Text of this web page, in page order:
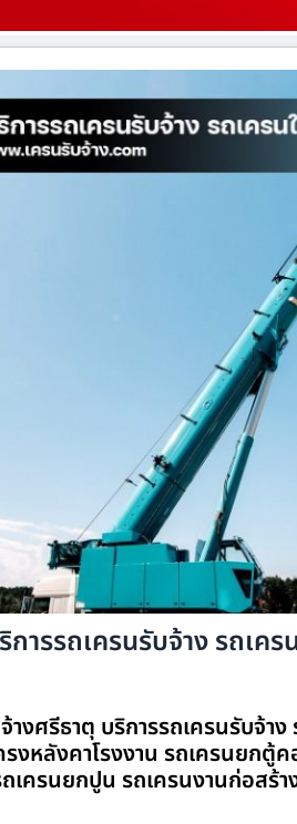
ารรถเครนรับจ้าง รถเครน
งศรีธาตุ บริการรถเครนรับจ้าง
รงหลังคาโรงงาน รถเครนยกตู้
เครนยกปูน รถเครนงานก่อสร้